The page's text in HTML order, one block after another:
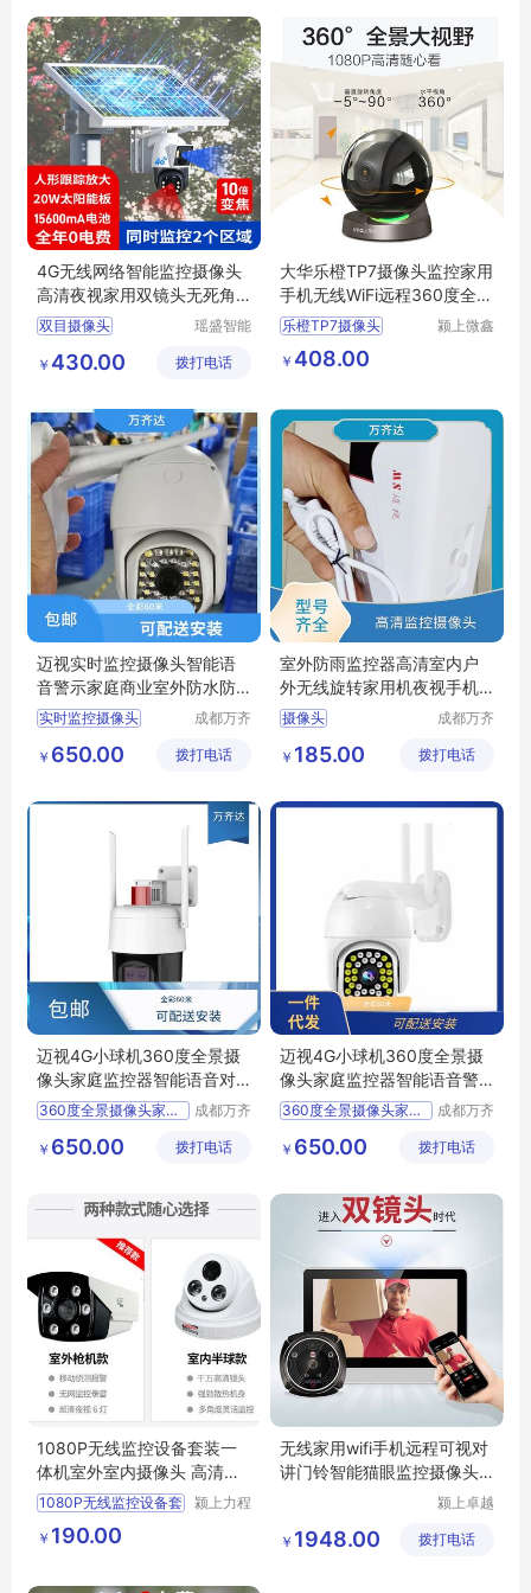
4G无线网络智能监控摄像头
高清夜视家用双镜头无死角
监控器批发
双目摄像头
无死角摄像机
瑶盛智能
集团有限
￥ 430.00 拨打电话
大华乐橙TP7摄像头监控家用
手机无线WiFi远程360度全景
夜视高清
乐橙TP7摄像头
摄像头监控家用
摄像头 手机无线WiFi
颍上微鑫
￥ 408.00
迈视实时监控摄像头智能语
音警示家庭商业室外防水防
雷
实时监控摄像头
高速摄像头实时监控
迷你监控摄像头
成都万齐
技有限公
￥ 650.00 拨打电话
室外防雨监控器高清室内户
外无线旋转家用机夜视手机
远程摄像头
摄像头
枪机摄像头
枪机监控摄像头
成都万齐
技有限公
￥ 185.00 拨打电话
迈视4G小球机360度全景摄
像头家庭监控器智能语音对
讲
360度全景摄像头家庭监控器
远程监控摄像头
成都万齐
技有限公
￥ 650.00 拨打电话
迈视4G小球机360度全景摄
像头家庭监控器智能语音警
示
360度全景摄像头家庭监控器
高速摄像头实时监控
家用监控摄像头
成都万齐
技有限公
￥ 650.00 拨打电话
1080P无线监控设备套装一
体机室外室内摄像头 高清监
控器套装家用
1080P无线监控设备套
颍上力程
￥ 190.00
无线家用wifi手机远程可视对
讲门铃智能猫眼监控摄像头
颍上卓越
有限公司
￥ 1948.00 拨打电话